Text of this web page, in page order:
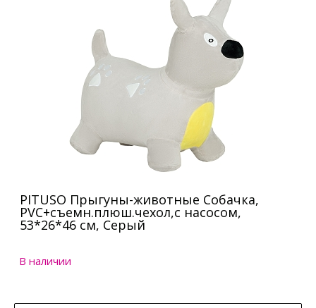
PITUSO Прыгуны-животные Собачка,
PVC+съемн.плюш.чехол,с насосом,
53*26*46 см, Серый
В наличии